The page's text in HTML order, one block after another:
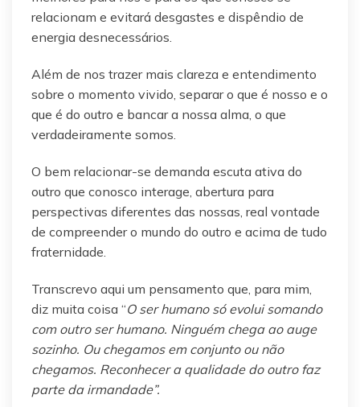
relacionam e evitará desgastes e dispêndio de
energia desnecessários.
Além de nos trazer mais clareza e entendimento
sobre o momento vivido, separar o que é nosso e o
que é do outro e bancar a nossa alma, o que
verdadeiramente somos.
O bem relacionar-se demanda escuta ativa do
outro que conosco interage, abertura para
perspectivas diferentes das nossas, real vontade
de compreender o mundo do outro e acima de tudo
fraternidade.
Transcrevo aqui um pensamento que, para mim,
diz muita coisa “O ser humano só evolui somando
com outro ser humano. Ninguém chega ao auge
sozinho. Ou chegamos em conjunto ou não
chegamos. Reconhecer a qualidade do outro faz
parte da irmandade”.